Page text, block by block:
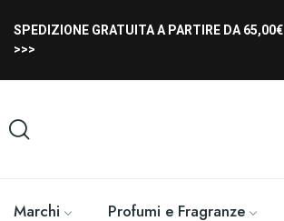
SPEDIZIONE GRATUITA A PARTIRE DA 65,00€
>>>
Marchi Profumi e Fragranze